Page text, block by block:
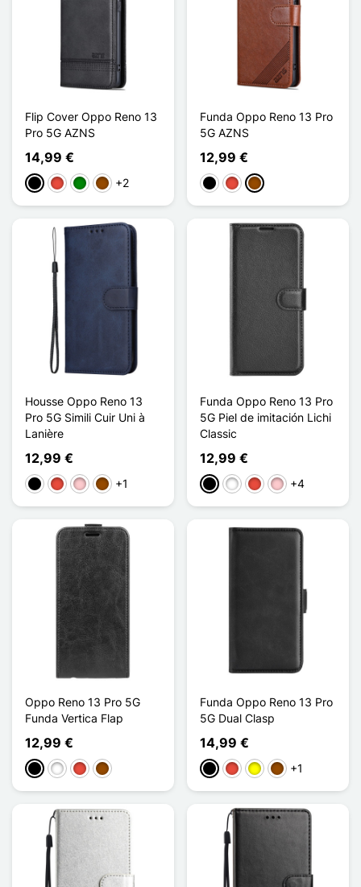
Flip Cover Oppo Reno 13
Pro 5G AZNS
14,99 €
NegroRojoVerdeMarrón
+2
Funda Oppo Reno 13 Pro
5G AZNS
12,99 €
NegroRojoMarrón
Housse Oppo Reno 13
Pro 5G Simili Cuir Uni à
Lanière
12,99 €
NegroRojoRosaMarrón
+1
Funda Oppo Reno 13 Pro
5G Piel de imitación Lichi
Classic
12,99 €
NegroBlancoRojoRosa+4
Oppo Reno 13 Pro 5G
Funda Vertica Flap
12,99 €
NegroBlancoRojoMarrón
Funda Oppo Reno 13 Pro
5G Dual Clasp
14,99 €
NegroRojoAmarilloMarrón
+1